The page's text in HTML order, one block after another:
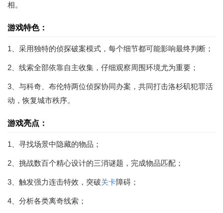
相。
游戏特色：
1、采用独特的侦探破案模式，每个细节都可能影响最终判断；
2、线索全部依靠自主收集，仔细观察周围环境尤为重要；
3、与科奇、布伦特两位侦探协同办案，共同打击洛杉矶犯罪活
动，恢复城市秩序。
游戏亮点：
1、寻找场景中隐藏的物品；
2、挑战数百个精心设计的三消谜题，完成物品匹配；
3、触发强力连击特效，突破关卡障碍；
4、分析各类离奇线索；